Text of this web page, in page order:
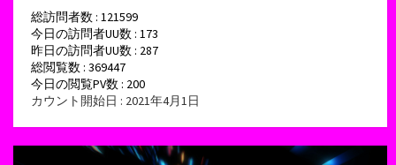
総訪問者数 : 121599
今日の訪問者UU数 : 173
昨日の訪問者UU数 : 287
総閲覧数 : 369447
今日の閲覧PV数 : 200
カウント開始日 : 2021年4月1日